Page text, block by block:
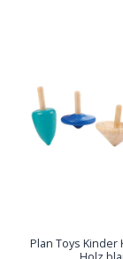
Plan Toys Kinder